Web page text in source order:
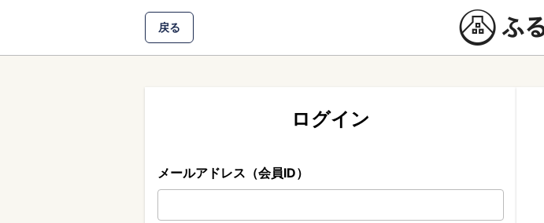
戻る
ログイン
メールアドレス（会員ID）